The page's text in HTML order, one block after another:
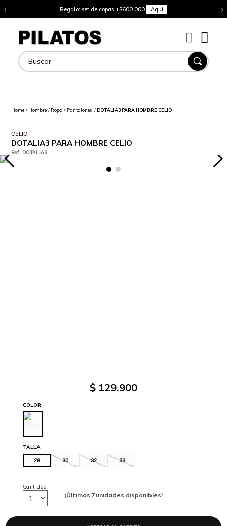
‹ Regalo: set de copas +$600.000 Aquí ›
Buscar
Hombre Ropa Pantalones DOTALIA3 PARA HOMBRE CELIO
CELIO
DOTALIA3 PARA HOMBRE CELIO
Ref: DOTALIA3
$ 129.900
TALLA
28 30 32 33
COLOR
¡Últimas 7 unidades disponibles!
Cantidad
1